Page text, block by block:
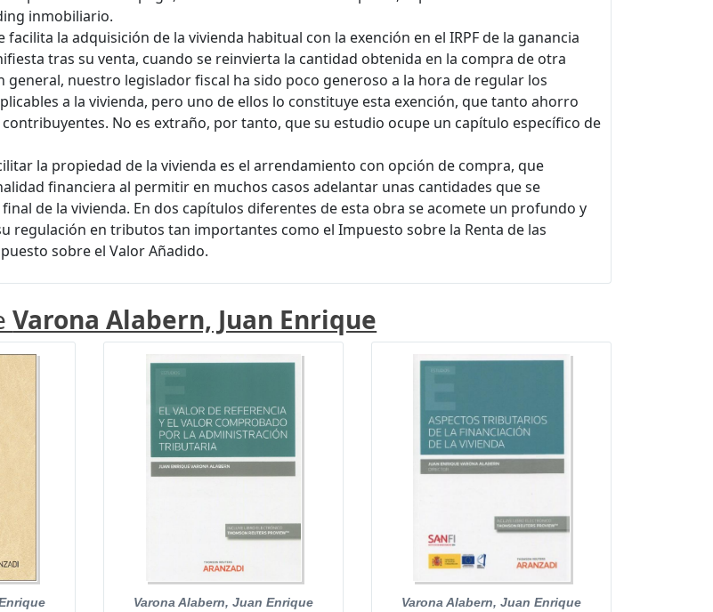
inmobiliario.
facilita la adquisición de la vivienda habitual con la exención en el IRPF de la ganancia
tras su venta, cuando se reinvierta la cantidad obtenida en la compra de otra
general, nuestro legislador fiscal ha sido poco generoso a la hora de regular los
a la vivienda, pero uno de ellos lo constituye esta exención, que tanto ahorro
No es extraño, por tanto, que su estudio ocupe un capítulo específico de
la propiedad de la vivienda es el arrendamiento con opción de compra, que
financiera al permitir en muchos casos adelantar unas cantidades que se
de la vivienda. En dos capítulos diferentes de esta obra se acomete un profundo y
regulación en tributos tan importantes como el Impuesto sobre la Renta de las
sobre el Valor Añadido.
Varona Alabern, Juan Enrique
Varona Alabern, Juan Enrique Varona Alabern, Juan Enrique